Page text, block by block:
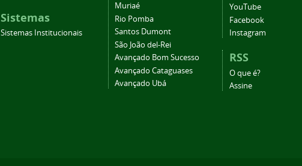
Sistemas
Sistemas Institucionais
Muriaé
Rio Pomba
Santos Dumont
São João del-Rei
Avançado Bom Sucesso
Avançado Cataguases
Avançado Ubá
YouTube
Facebook
Instagram
RSS
O que é?
Assine